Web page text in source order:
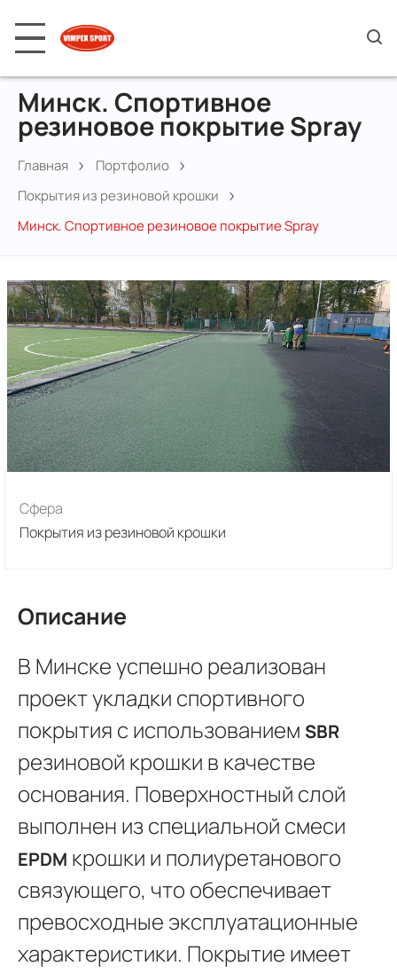
Минск. Спортивное
резиновое покрытие Spray
Главная
Портфолио
Покрытия из резиновой крошки
Минск. Спортивное резиновое покрытие Spray
Сфера
Покрытия из резиновой крошки
Описание
В Минске успешно реализован
проект укладки спортивного
покрытия с использованием SBR
резиновой крошки в качестве
основания. Поверхностный слой
выполнен из специальной смеси
EPDM крошки и полиуретанового
связующего, что обеспечивает
превосходные эксплуатационные
характеристики. Покрытие имеет